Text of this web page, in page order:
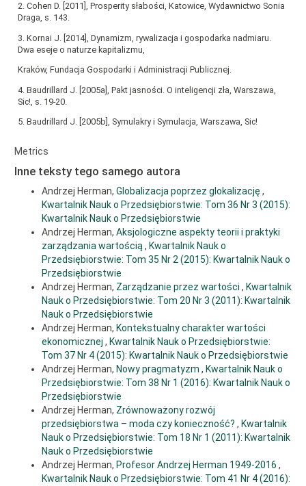
2. Cohen D. [2011], Prosperity słabości, Katowice, Wydawnictwo Sonia
Draga, s. 143.
3. Kornai J. [2014], Dynamizm, rywalizacja i gospodarka nadmiaru.
Dwa eseje o naturze kapitalizmu,
Kraków, Fundacja Gospodarki i Administracji Publicznej.
4. Baudrillard J. [2005a], Pakt jasności. O inteligencji zła, Warszawa,
Sic!, s. 19-20.
5. Baudrillard J. [2005b], Symulakry i Symulacja, Warszawa, Sic!
Article
Details
Metrics
Inne teksty tego samego autora
Andrzej Herman, Globalizacja poprzez glokalizację ,
Kwartalnik Nauk o Przedsiębiorstwie: Tom 36 Nr 3 (2015):
Kwartalnik Nauk o Przedsiębiorstwie
Andrzej Herman, Aksjologiczne aspekty teorii i praktyki
zarządzania wartością, Kwartalnik Nauk o
Przedsiębiorstwie: Tom 35 Nr 2 (2015): Kwartalnik Nauk o
Przedsiębiorstwie
Andrzej Herman, Zarządzanie przez wartości , Kwartalnik
Nauk o Przedsiębiorstwie: Tom 20 Nr 3 (2011): Kwartalnik
Nauk o Przedsiębiorstwie
Andrzej Herman, Kontekstualny charakter wartości
ekonomicznej , Kwartalnik Nauk o Przedsiębiorstwie:
Tom 37 Nr 4 (2015): Kwartalnik Nauk o Przedsiębiorstwie
Andrzej Herman, Nowy pragmatyzm , Kwartalnik Nauk o
Przedsiębiorstwie: Tom 38 Nr 1 (2016): Kwartalnik Nauk o
Przedsiębiorstwie
Andrzej Herman, Zrównoważony rozwój
przedsiębiorstwa – moda czy konieczność? , Kwartalnik
Nauk o Przedsiębiorstwie: Tom 18 Nr 1 (2011): Kwartalnik
Nauk o Przedsiębiorstwie
Andrzej Herman, Profesor Andrzej Herman 1949-2016 ,
Kwartalnik Nauk o Przedsiębiorstwie: Tom 41 Nr 4 (2016):